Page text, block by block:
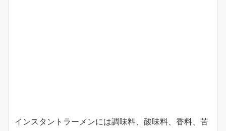
インスタントラーメンには調味料、酸味料、香料、苦